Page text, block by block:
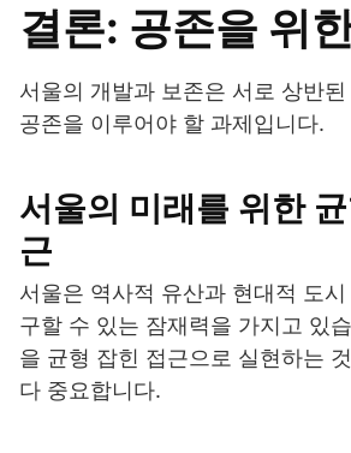
결론: 공존을 위
서울의 개발과 보존은 서로 상반
공존을 이루어야 할 과제입니다.
서울의 미래를 위한
근
서울은 역사적 유산과 현대적 도
구할 수 있는 잠재력을 가지고 있
을 균형 잡힌 접근으로 실현하는
다 중요합니다.